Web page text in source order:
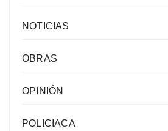
NOTICIAS
OBRAS
OPINIÓN
POLICIACA